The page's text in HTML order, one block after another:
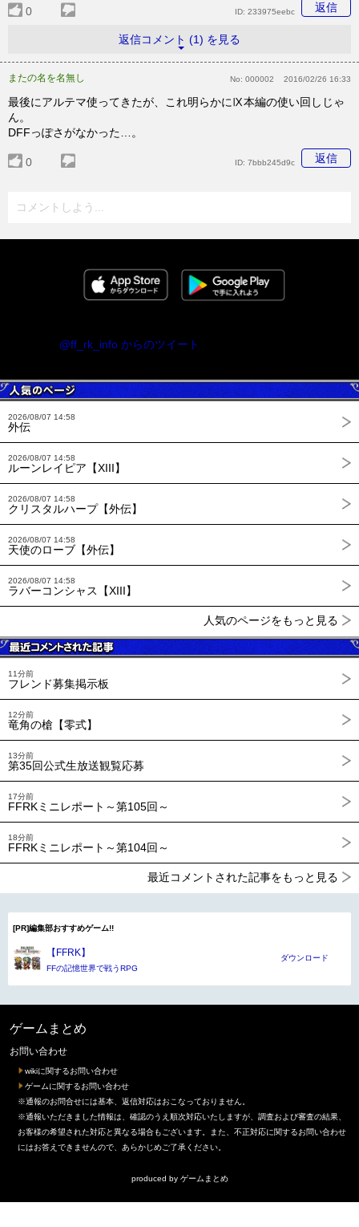
0 返信
ID: 233975eebc
返信コメント (1) を見る
またの名を名無し No: 000002 2016/02/26 16:33
最後にアルテマ使ってきたが、これ明らかにⅨ本編の使い回しじゃ
ん。
DFFっぽさがなかった…。
0 返信
ID: 7bbb245d9c
コメントしよう...
@ff_rk_info からのツイート
2026/08/07 14:58
外伝
2026/08/07 14:58
ルーンレイピア【XIII】
2026/08/07 14:58
クリスタルハープ【外伝】
2026/08/07 14:58
天使のローブ【外伝】
2026/08/07 14:58
ラバーコンシャス【XIII】
人気のページをもっと見る
11分前
フレンド募集掲示板
12分前
竜角の槍【零式】
13分前
第35回公式生放送観覧応募
17分前
FFRKミニレポート～第105回～
18分前
FFRKミニレポート～第104回～
最近コメントされた記事をもっと見る
[PR]編集部おすすめゲーム!!
【FFRK】
FFの記憶世界で戦うRPG
ダウンロード
ゲームまとめ
お問い合わせ
wikiに関するお問い合わせ
ゲームに関するお問い合わせ
※通報のお問合せには基本、返信対応はおこなっておりません。
※通報いただきました情報は、確認のうえ順次対応いたしますが、調査および審査の結果、
お客様の希望された対応と異なる場合もございます。また、不正対応に関するお問い合わせ
にはお答えできませんので、あらかじめご了承ください。
produced by ゲームまとめ